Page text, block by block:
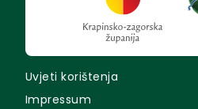
Uvjeti korištenja
Impressum